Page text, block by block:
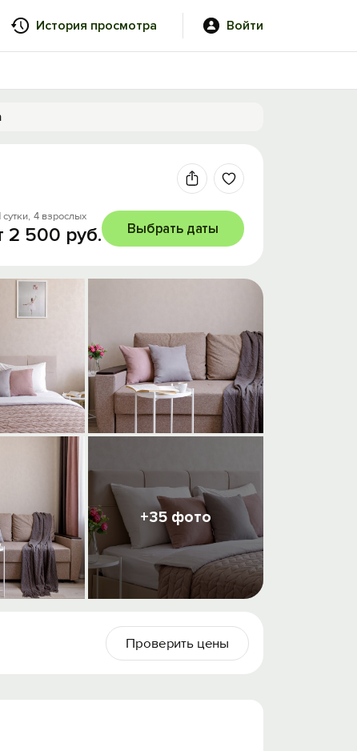
История просмотра Войти
+35 фото
сутки, 4 взрослых
2 500 руб. Выбрать даты
Проверить цены